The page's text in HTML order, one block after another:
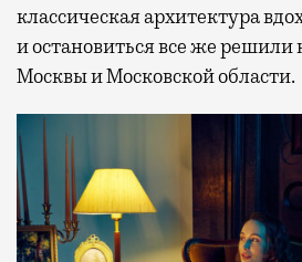
классическая архитектура
и остановиться все же решили
Москвы и Московской области.